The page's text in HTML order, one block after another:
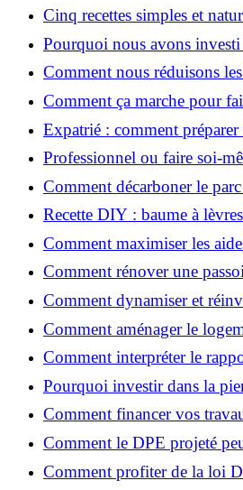
Cinq recettes simples et
maison
Pourquoi nous avons
atelier et ce que cela apporte
Comment nous réduisons
3 mois au lieu de 6?
Comment ça marche pour
même et nous confier le reste
Expatrié : comment préparer
et rénover votre bien à
Professionnel ou faire soi-
pour votre rénovation ?
Comment décarboner le
la rénovation énergétique ?
Recette DIY : baume à
SPF
Comment maximiser les
votre rénovation ?
Comment rénover une
une maison durable ?
Comment dynamiser et
avec Action Cœur de Ville ?
Comment aménager le
âgées et obtenir des aides
Comment interpréter le
en retenir l'essentiel ?
Pourquoi investir dans la
un choix sûr ?
Comment financer vos
aides, prêts et solutions
Comment le DPE projeté
valoriser votre bien ?
Comment profiter de la loi